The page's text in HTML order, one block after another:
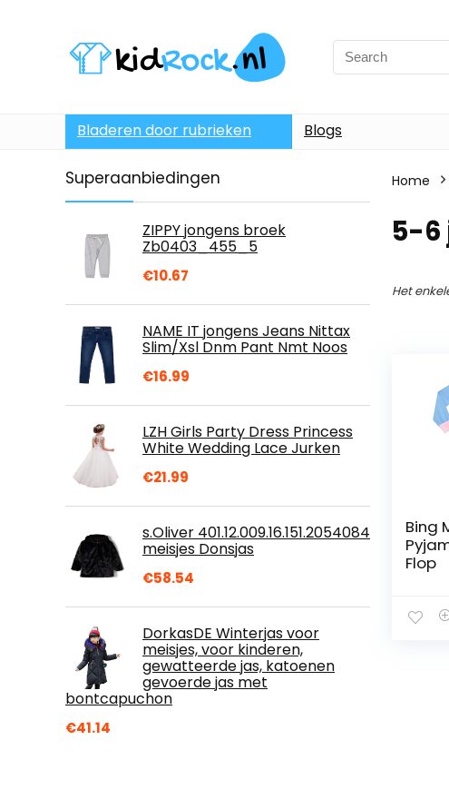
Bladeren door rubrieken Blogs
Superaanbiedingen
ZIPPY jongens broek
Zb0403_455_5
€10.67
NAME IT jongens Jeans Nittax
Slim/Xsl Dnm Pant Nmt Noos
€16.99
LZH Girls Party Dress Princess
White Wedding Lace Jurken
€21.99
s.Oliver 401.12.009.16.151.2054084
meisjes Donsjas
€58.54
DorkasDE Winterjas voor
meisjes, voor kinderen,
gewatteerde jas, katoenen
gevoerde jas met
bontcapuchon
€41.14
Home
5-6
Het
Bing
Flop